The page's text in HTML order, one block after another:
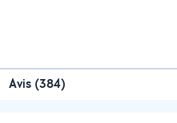
Avis (384)